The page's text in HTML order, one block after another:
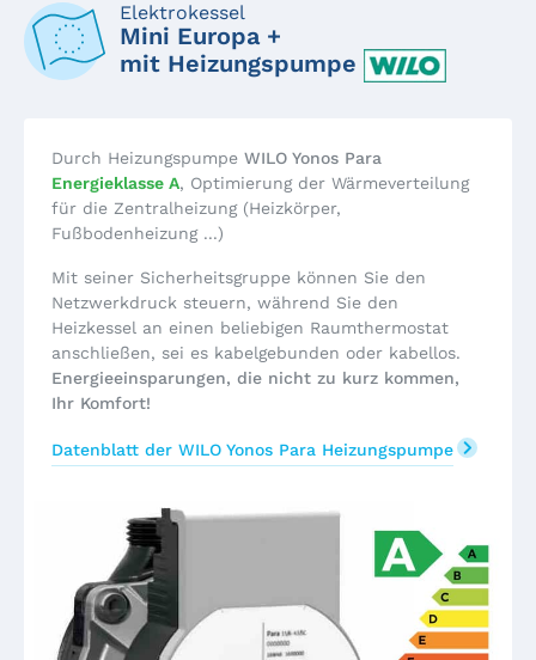
Elektrokessel
Mini Europa +
mit Heizungspumpe
Durch Heizungspumpe WILO Yonos Para
Energieklasse A, Optimierung der Wärmeverteilung
für die Zentralheizung (Heizkörper,
Fußbodenheizung ...)
Mit seiner Sicherheitsgruppe können Sie den
Netzwerkdruck steuern, während Sie den
Heizkessel an einen beliebigen Raumthermostat
anschließen, sei es kabelgebunden oder kabellos.
Energieeinsparungen, die nicht zu kurz kommen,
Ihr Komfort!
Datenblatt der WILO Yonos Para Heizungspumpe